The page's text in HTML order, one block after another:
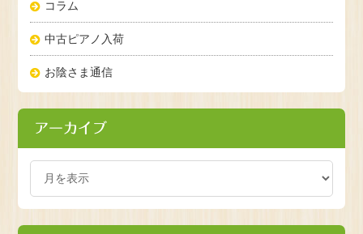
コラム
中古ピアノ入荷
お陰さま通信
アーカイブ